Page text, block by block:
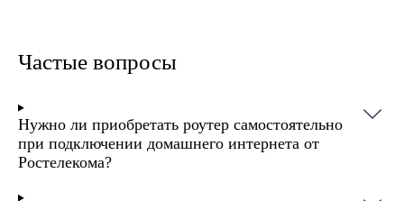
Частые вопросы
Нужно ли приобретать роутер самостоятельно
при подключении домашнего интернета от
Ростелекома?